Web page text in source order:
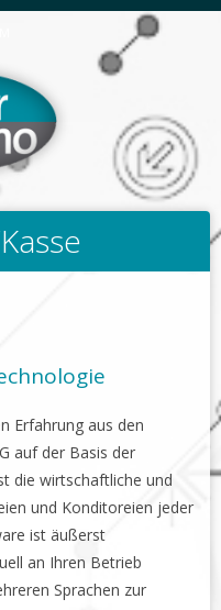
Erfahrung aus den
auf der Basis der
die wirtschaftliche und
und Konditoreien jeder
ist äußerst
an Ihren Betrieb
Sprachen zur